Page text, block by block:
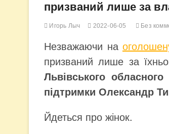
призваний лише за
Игорь Лыч 2022-06-05 Без
Незважаючи на
призваний лише за
Львівського
підтримки Олександр
Йдеться про жінок.